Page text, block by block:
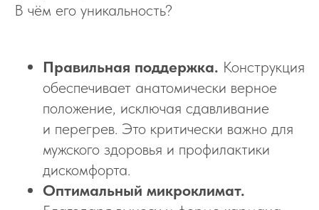
В чём его уникальность?
Правильная поддержка. Конструкция
обеспечивает анатомически верное
положение, исключая сдавливание
и перегрев. Это критически важно для
мужского здоровья и профилактики
дискомфорта.
Оптимальный микроклимат.